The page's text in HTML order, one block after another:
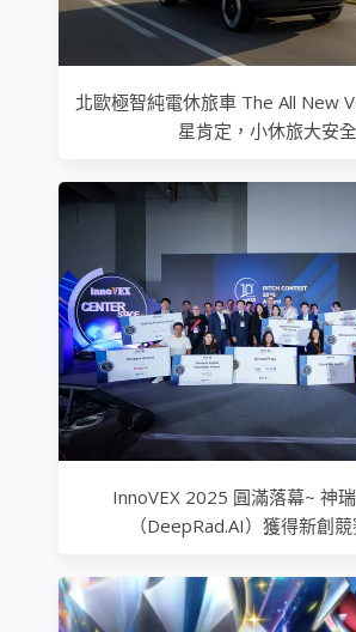
北歐極智純電休旅車 The All New
星肯定，小休旅大安全
InnoVEX 2025 圓滿落幕~ 神
（DeepRad.AI）獲得新創